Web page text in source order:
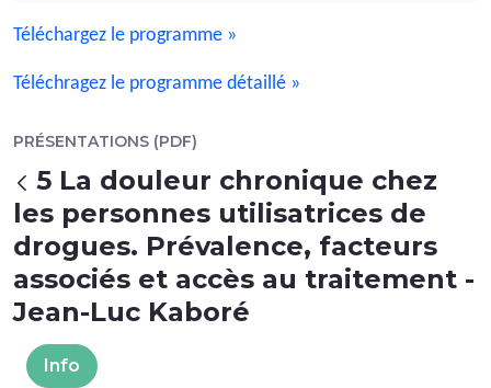
Téléchargez le programme »
Téléchragez le programme détaillé »
PRÉSENTATIONS (PDF)
Tillbaka
5 La douleur chronique chez
les personnes utilisatrices de
drogues. Prévalence, facteurs
associés et accès au traitement -
Jean-Luc Kaboré
Info